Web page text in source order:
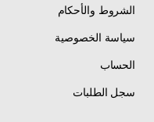
الشروط والأحكام
سياسة الخصوصية
الحساب
سجل الطلبات